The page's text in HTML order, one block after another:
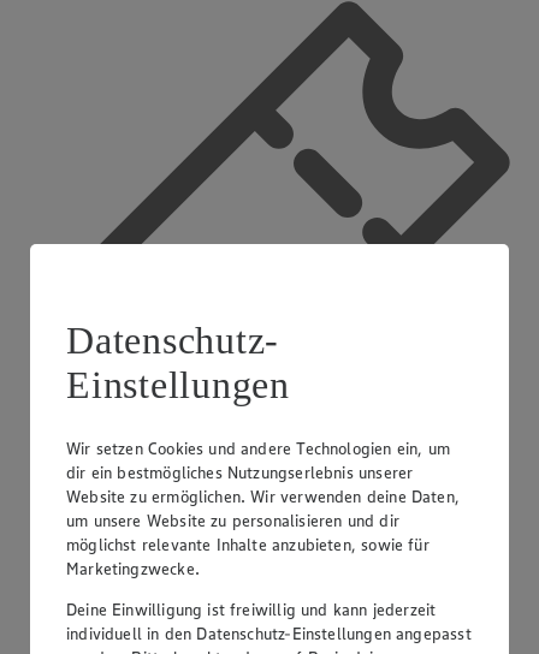
App Coupons
Datenschutz-
Einstellungen
Wir setzen Cookies und andere Technologien ein, um
dir ein bestmögliches Nutzungserlebnis unserer
Website zu ermöglichen. Wir verwenden deine Daten,
um unsere Website zu personalisieren und dir
möglichst relevante Inhalte anzubieten, sowie für
Marketingzwecke.
Deine Einwilligung ist freiwillig und kann jederzeit
individuell in den Datenschutz-Einstellungen angepasst